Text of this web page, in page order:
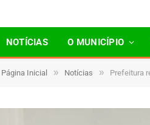
NOTÍCIAS O MUNICÍPIO
Página Inicial » Notícias » Prefeitura